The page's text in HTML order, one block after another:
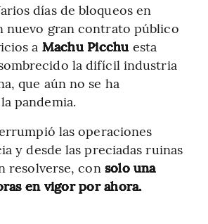
días de bloqueos en
nuevo gran contrato público
a Machu Picchu esta
la difícil industria
que aún no se ha
pandemia.
las operaciones
y desde las preciadas ruinas
resolverse, con solo una
en vigor por ahora.